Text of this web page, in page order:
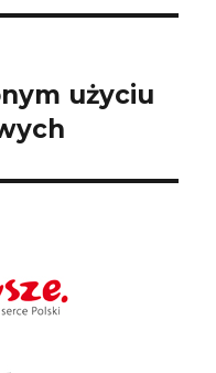
użyciu